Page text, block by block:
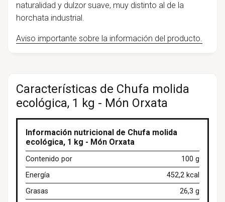
naturalidad y dulzor suave, muy distinto al de la
horchata industrial.
Aviso importante sobre la información del producto.
Características de Chufa molida
ecológica, 1 kg - Món Orxata
Información nutricional de Chufa molida
ecológica, 1 kg - Món Orxata
Contenido por
100 g
Energía
452,2 kcal
Grasas
26,3 g